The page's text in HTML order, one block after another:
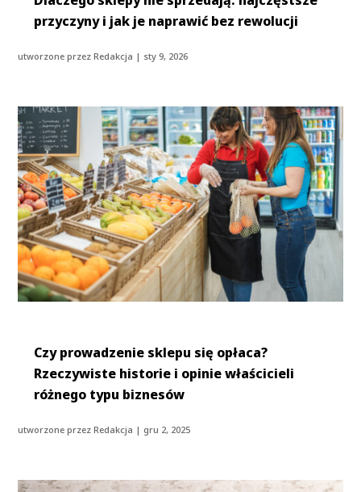
przyczyny i jak je naprawić bez rewolucji
utworzone przezRedakcja | sty 9, 2026
Czy prowadzenie sklepu się opłaca?
Rzeczywiste historie i opinie właścicieli
różnego typu biznesów
utworzone przezRedakcja | gru 2, 2025